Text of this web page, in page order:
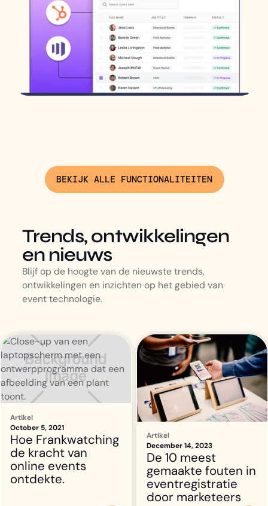
BEKIJK ALLE FUNCTIONALITEITEN
Trends, ontwikkelingen
en nieuws
Blijf op de hoogte van de nieuwste trends,
ontwikkelingen en inzichten op het gebied van
event technologie.
Artikel
October 5, 2021
Hoe Frankwatching
de kracht van
online events
ontdekte.
Artikel
December 14, 2023
De 10 meest
gemaakte fouten in
eventregistratie
door marketeers